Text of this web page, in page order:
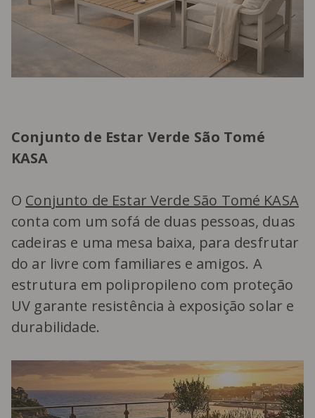
Conjunto de Estar Verde São Tomé
KASA
O Conjunto de Estar Verde São Tomé KASA
conta com um sofá de duas pessoas, duas
cadeiras e uma mesa baixa, para desfrutar
do ar livre com familiares e amigos. A
estrutura em polipropileno com proteção
UV garante resistência à exposição solar e
durabilidade.